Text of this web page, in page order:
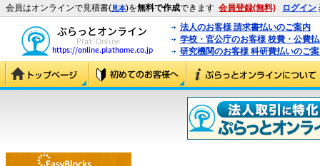
会員はオンラインで見積書(見本)を無料で作成できます 会員登録(無料) ログイン
法人のお客様 請求書払いのご案内
学校・官公庁のお客様 校費・公費
研究機関のお客様 科研費払いのご